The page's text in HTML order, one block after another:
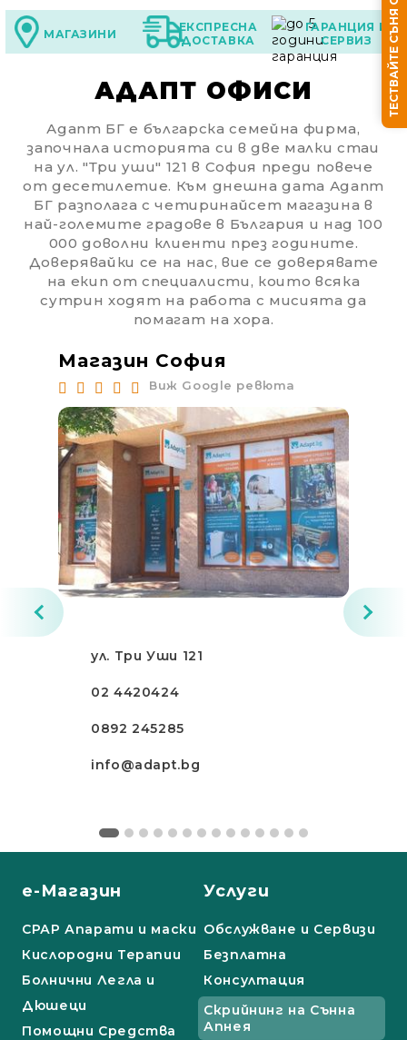
Ние ще се свържем с вас в рамките на работния
МАГАЗИНИ
ЕКСПРЕСНА
ДОСТАВКА
ГАРАНЦИЯ И
СЕРВИЗ
АДАПТ ОФИСИ
Адапт БГ е българска семейна фирма,
започнала историята си в две малки стаи
на ул. "Три уши" 121 в София преди повече
от десетилетие. Към днешна дата Адапт
БГ разполага с четиринайсет магазина в
най-големите градове в България и над 100
000 доволни клиенти през годините.
Доверявайки се на нас, вие се доверявате
на екип от специалисти, които всяка
сутрин ходят на работа с мисията да
помагат на хора.
Магазин София
Виж Google ревюта
ул. Три Уши 121
02 4420424
0892 245285
info@adapt.bg
е-Магазин
СРАР Апарати и маски
Кислородни Терапии
Болнични Легла и
Дюшеци
Помощни Средства
Услуги
Обслужване и Сервизи
Безплатна
Консултация
Скрийнинг на Сънна
Апнея
ТЕСТВАЙТЕ СЪНЯ СИ